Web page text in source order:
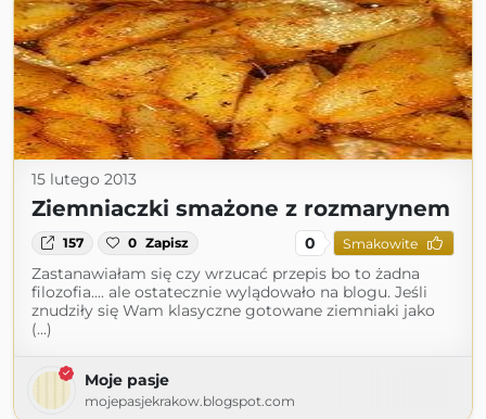
15 lutego 2013
Ziemniaczki smażone z rozmarynem
157 0 Zapisz 0 Smakowite
Zastanawiałam się czy wrzucać przepis bo to żadna
filozofia.... ale ostatecznie wylądowało na blogu. Jeśli
znudziły się Wam klasyczne gotowane ziemniaki jako
(...)
Moje pasje
mojepasjekrakow.blogspot.com